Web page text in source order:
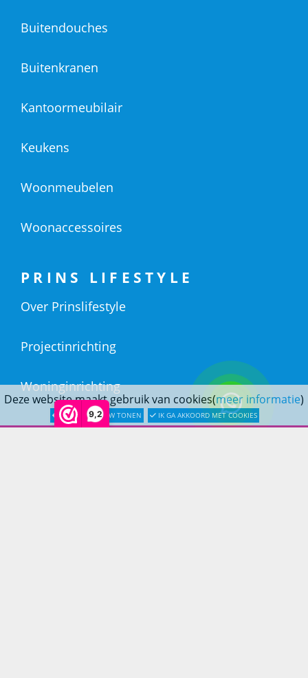
9,2
Deze website maakt gebruik van cookies(meer informatie)
LATER OPNIEUW TONEN IK GA AKKOORD MET COOKIES
Buitendouches
Buitenkranen
Kantoormeubilair
Keukens
Woonmeubelen
Woonaccessoires
PRINS LIFESTYLE
Over Prinslifestyle
Projectinrichting
Woninginrichting